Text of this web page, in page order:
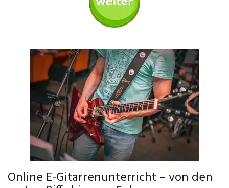
Online E-Gitarrenunterricht – von den